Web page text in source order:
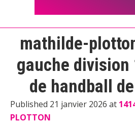
mathilde-
gauche
de handball
Published 21 janvier 2026 at
PLOTTON